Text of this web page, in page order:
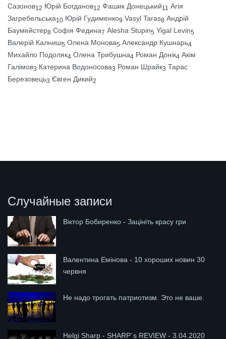
Сазонов12 Юрій Богданов12 Фашик Донецький11 Агія
Загребельська10 Юрій Гудименко9 Vasyl Taras8 Андрій
Баумейстер8 Софія Федина7 Alesha Stupin5 Yigal Levin5
Валерій Калниш5 Олена Монова5 Александр Кушнарь4
Михайло Подоляк4 Олена Трибушна4 Роман Донік4 Акім
Галімов3 Катерина Водоносова3 Роман Шрайк3 Тарас
Березовець3 Євген Дикий2
Случайные записи
Віктор Бобиренко - Зацініть красу гри
Валентина Емінова - 10 хороших новин 30
червня
Не надо трогать патриотизм. Это не ваше.
Helgi Sharp - SHARP`s REVIEW - 3.04.2020